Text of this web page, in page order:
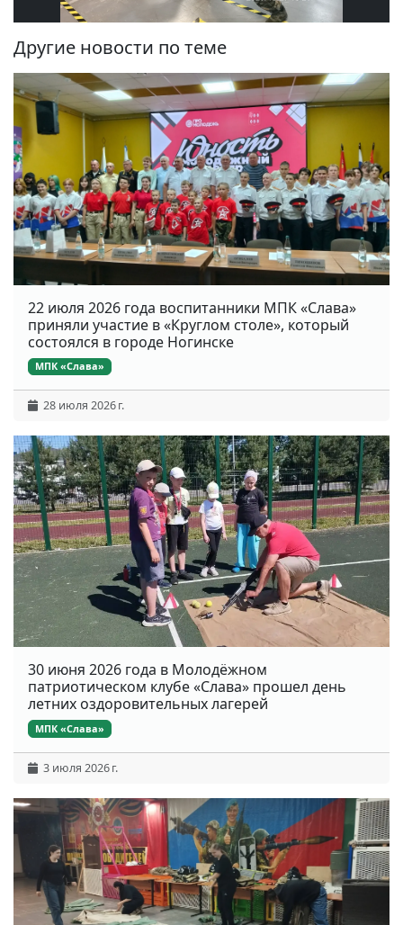
Другие новости по теме
22 июля 2026 года воспитанники МПК «Слава»
приняли участие в «Круглом столе», который
состоялся в городе Ногинске
МПК «Слава»
28 июля 2026 г.
30 июня 2026 года в Молодёжном
патриотическом клубе «Слава» прошел день
летних оздоровительных лагерей
МПК «Слава»
3 июля 2026 г.